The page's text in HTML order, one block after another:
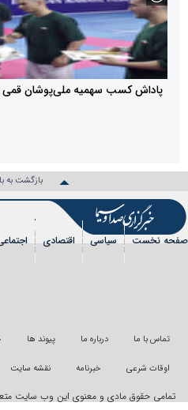
سهمیه ملی‌پوشان قمی به دستشان
بازگشت به بالای صفحه
سیاسی اقتصادی اجتماعی علمی و
درباره ما پیوند ها جستجو آرشیو
خبرنامه نقشه سایت RSS
و معنوی این وب سایت متعلق به خبرگزاری